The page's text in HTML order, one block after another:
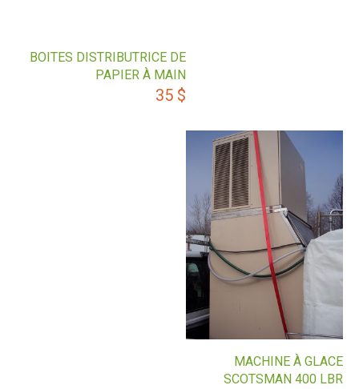
BOITES DISTRIBUTRICE DE
PAPIER À MAIN
35 $
MACHINE À GLACE
SCOTSMAN 400 LBR